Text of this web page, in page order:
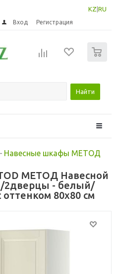
KZ RU
Вход Регистрация
Найти
- Навесные шкафы МЕТОД
МЕТОД Навесной
2дверцы - белый/
80x80 см